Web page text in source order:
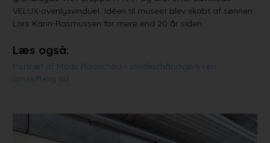
VELUX-ovenlysvinduet. Idéen til museet blev skabt af sønnen
Lars Kann-Rasmussen for mere end 20 år siden.
Læs også:
Portræt af Mads Raaschou - snedkerhåndværk i en
omskiftelig tid